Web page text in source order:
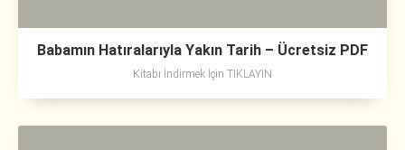
Babamın Hatıralarıyla Yakın Tarih – Ücretsiz PDF
Kitabı İndirmek İçin TIKLAYIN